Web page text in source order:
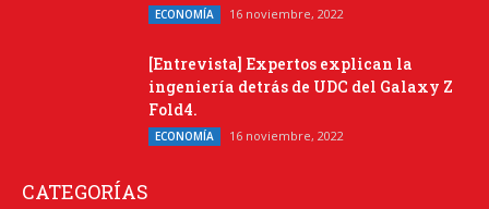
ECONOMÍA 16 noviembre, 2022
[Entrevista] Expertos explican la
ingeniería detrás de UDC del Galaxy Z
Fold4.
ECONOMÍA 16 noviembre, 2022
CATEGORÍAS